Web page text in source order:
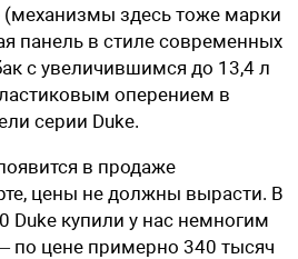
здесь тоже марки
панель в стиле современных
с увеличившимся до 13,4 л
оперением в
серии Duke.
в продаже
цены не должны вырасти. В
Duke купили у нас немногим
по цене примерно 340 тысяч